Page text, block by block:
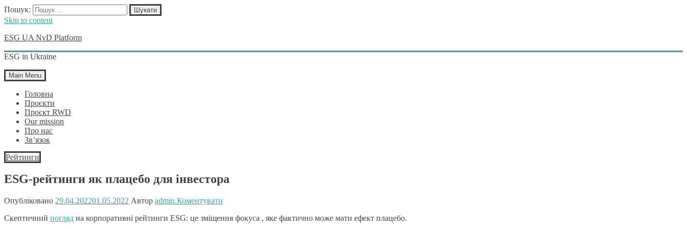
Пошук:
Skip to content
ESG UA NvD Platform
ESG in Ukraine
Main Menu
Головна
Проєкти
Проєкт RWD
Our mission
Про нас
Зв’язок
Рейтинги
ESG-рейтинги як плацебо для інвестора
Опубліковано 29.04.202201.05.2022 Автор admin.Коментувати
Скептичний погляд на корпоративні рейтинги ESG: це зміщення фокуса , яке фактично може мати ефект плацебо.